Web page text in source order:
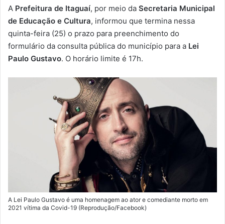
e
-
m
a
A Prefeitura de Itaguaí, por meio da Secretaria Municipal
de Educação e Cultura, informou que termina nessa
quinta-feira (25) o prazo para preenchimento do
formulário da consulta pública do município para a Lei
Paulo Gustavo. O horário limite é 17h.
A Lei Paulo Gustavo é uma homenagem ao ator e comediante morto em
2021 vítima da Covid-19 (Reprodução/Facebook)